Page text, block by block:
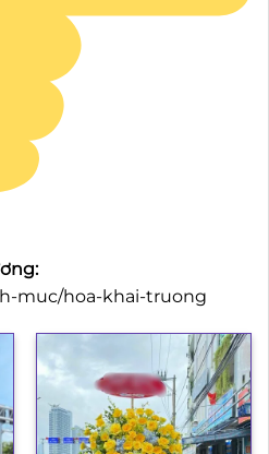
muc/hoa-khai-truong